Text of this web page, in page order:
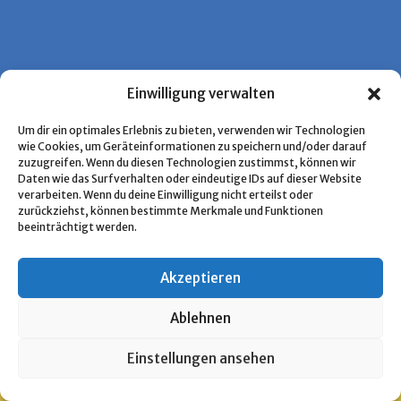
Einwilligung verwalten
Um dir ein optimales Erlebnis zu bieten, verwenden wir Technologien
wie Cookies, um Geräteinformationen zu speichern und/oder darauf
zuzugreifen. Wenn du diesen Technologien zustimmst, können wir
Daten wie das Surfverhalten oder eindeutige IDs auf dieser Website
verarbeiten. Wenn du deine Einwilligung nicht erteilst oder
zurückziehst, können bestimmte Merkmale und Funktionen
beeinträchtigt werden.
Akzeptieren
Ablehnen
Einstellungen ansehen
Copyright © 2026 Pfadfinden Archiv